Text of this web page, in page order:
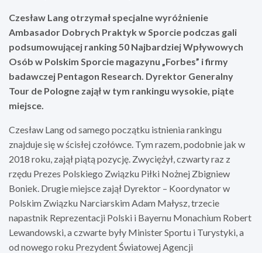
Czesław Lang otrzymał specjalne wyróżnienie
Ambasador Dobrych Praktyk w Sporcie podczas gali
podsumowującej ranking 50 Najbardziej Wpływowych
Osób w Polskim Sporcie magazynu „Forbes” i firmy
badawczej Pentagon Research. Dyrektor Generalny
Tour de Pologne zajął w tym rankingu wysokie, piąte
miejsce.
Czesław Lang od samego początku istnienia rankingu
znajduje się w ścisłej czołówce. Tym razem, podobnie jak w
2018 roku, zajął piątą pozycję. Zwyciężył, czwarty raz z
rzędu Prezes Polskiego Związku Piłki Nożnej Zbigniew
Boniek. Drugie miejsce zajął Dyrektor – Koordynator w
Polskim Związku Narciarskim Adam Małysz, trzecie
napastnik Reprezentacji Polski i Bayernu Monachium Robert
Lewandowski, a czwarte były Minister Sportu i Turystyki, a
od nowego roku Prezydent Światowej Agencji